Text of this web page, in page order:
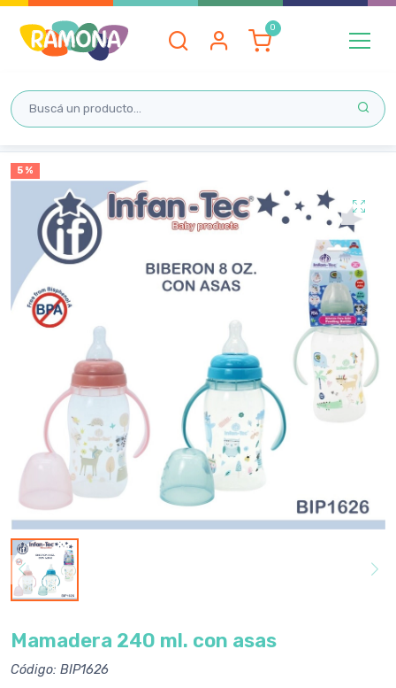
5 %
Mamadera 240 ml. con asas
Código: BIP1626